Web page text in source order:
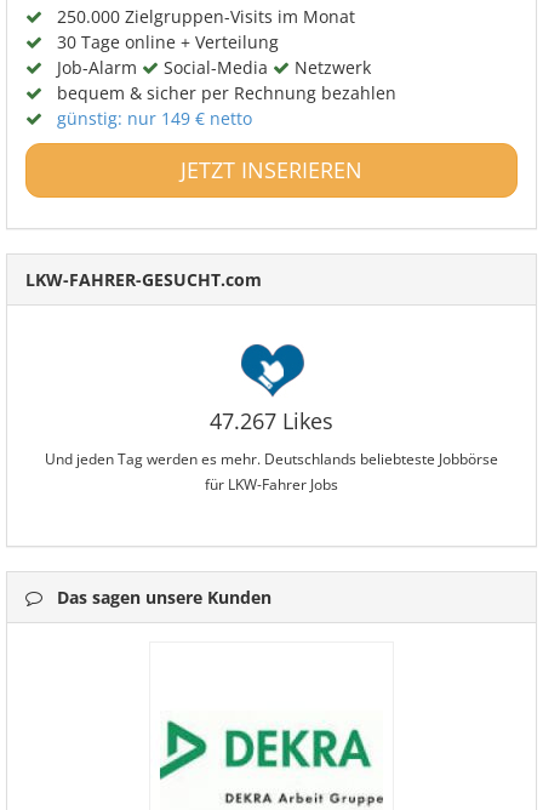
250.000 Zielgruppen-Visits im Monat
30 Tage online + Verteilung
Job-Alarm
Social-Media
Netzwerk
bequem & sicher per Rechnung bezahlen
günstig: nur 149 € netto
JETZT INSERIEREN
LKW-FAHRER-GESUCHT.com
47.267 Likes
Und jeden Tag werden es mehr. Deutschlands beliebteste Jobbörse
für LKW-Fahrer Jobs
Das sagen unsere Kunden